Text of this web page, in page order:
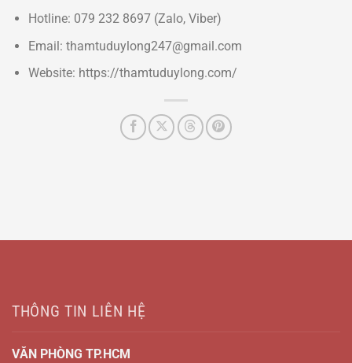
Hotline: 079 232 8697 (Zalo, Viber)
Email: thamtuduylong247@gmail.com
Website: https://thamtuduylong.com/
THÔNG TIN LIÊN HỆ
VĂN PHÒNG TP.HCM